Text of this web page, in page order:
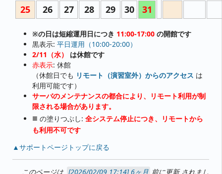
25
26 27 28 29 30 31
※の日は短縮運用日につき 11:00-17:00 の開館です
黒表示: 平日運用（10:00-20:00）
2/11（水）
は休館です
赤表示: 休館
（休館日でも リモート（演習室外）からのアクセス は
利用可能です）
サーバのメンテナンスの都合により、リモート利用が制
限される場合があります。
■ の塗りつぶし: 全システム停止につき、リモートから
も利用不可です
▲サポートページトップに戻る
このページは 6ヶ月 前に更新されまし